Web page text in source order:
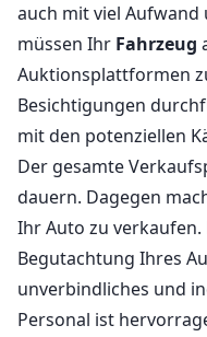
auch mit viel Aufwand
müssen Ihr Fahrzeug
Auktionsplattformen
Besichtigungen
mit den potenziellen
Der gesamte
dauern. Dagegen
Ihr Auto zu
Begutachtung Ihres
unverbindliches und
Personal ist